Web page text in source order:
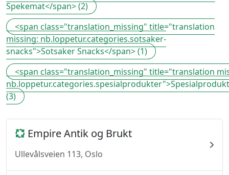
Spekemat</span> (2)
<span class="translation_missing" title="translation
missing: nb.loppetur.categories.sotsaker-
snacks">Sotsaker Snacks</span> (1)
<span class="translation_missing" title="translation
(3)
Empire Antik og Brukt
Ullevålsveien 113, Oslo